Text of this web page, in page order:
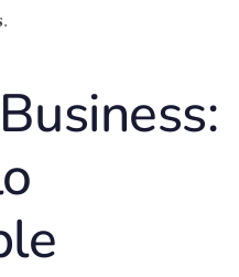
.